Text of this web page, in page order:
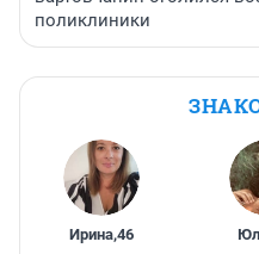
поликлиники
Ирина,46